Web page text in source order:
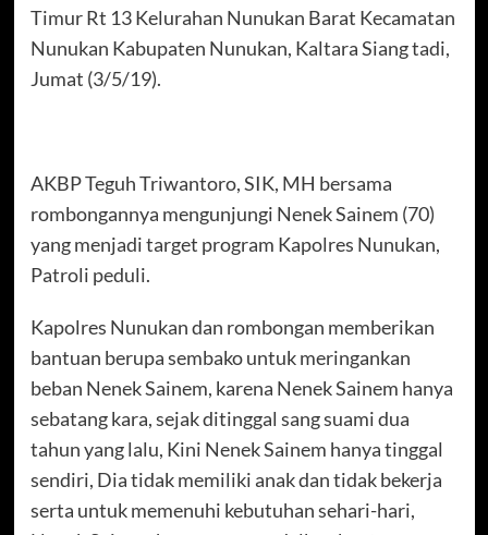
Timur Rt 13 Kelurahan Nunukan Barat Kecamatan
Nunukan Kabupaten Nunukan, Kaltara Siang tadi,
Jumat (3/5/19).
AKBP Teguh Triwantoro, SIK, MH bersama
rombongannya mengunjungi Nenek Sainem (70)
yang menjadi target program Kapolres Nunukan,
Patroli peduli.
Kapolres Nunukan dan rombongan memberikan
bantuan berupa sembako untuk meringankan
beban Nenek Sainem, karena Nenek Sainem hanya
sebatang kara, sejak ditinggal sang suami dua
tahun yang lalu, Kini Nenek Sainem hanya tinggal
sendiri, Dia tidak memiliki anak dan tidak bekerja
serta untuk memenuhi kebutuhan sehari-hari,